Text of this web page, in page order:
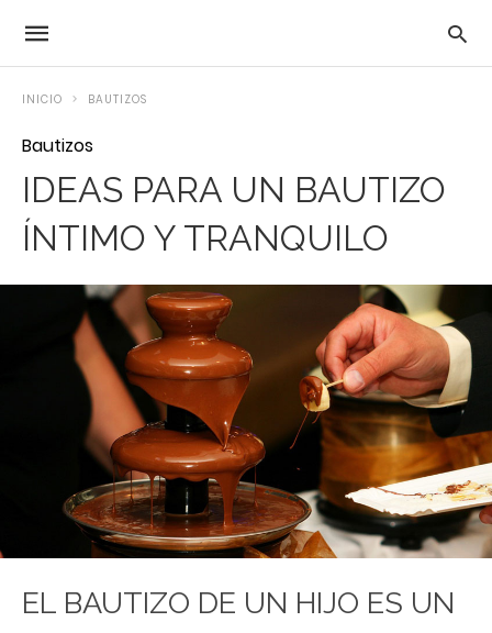
INICIO BAUTIZOS
Bautizos
IDEAS PARA UN BAUTIZO
ÍNTIMO Y TRANQUILO
EL BAUTIZO DE UN HIJO ES UN